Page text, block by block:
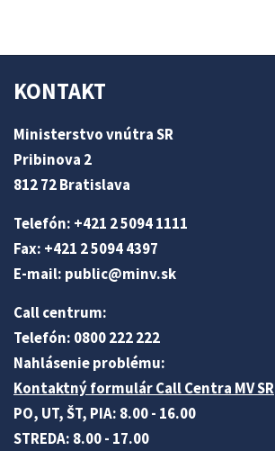
KONTAKT
Ministerstvo vnútra SR
Pribinova 2
812 72 Bratislava
Telefón: +421 2 5094 1111
Fax: +421 2 5094 4397
E-mail: public@minv.sk
Call centrum:
Telefón: 0800 222 222
Nahlásenie problému:
Kontaktný formulár Call Centra MV SR
PO, UT, ŠT, PIA: 8.00 - 16.00
STREDA: 8.00 - 17.00